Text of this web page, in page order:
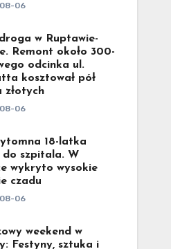
06
w Ruptawie-
Remont około 300-
odcinka ul.
kosztował pół
złotych
06
18-latka
szpitala. W
wykryto wysokie
czadu
06
weekend w
Festyny, sztuka i